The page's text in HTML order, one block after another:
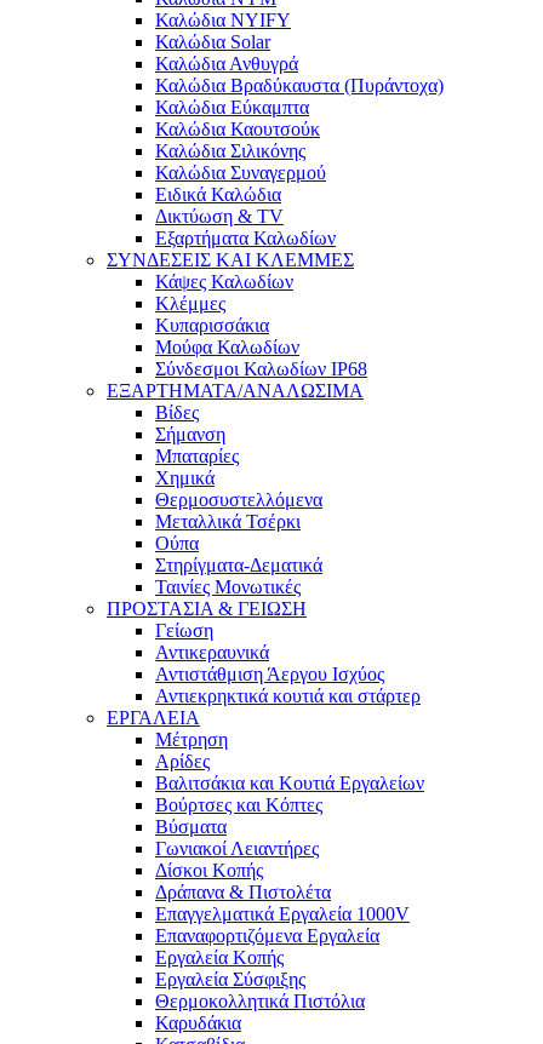
Καλώδια NYIFY
Καλώδια Solar
Καλώδια Ανθυγρά
Καλώδια Βραδύκαυστα (Πυράντοχα)
Καλώδια Εύκαμπτα
Καλώδια Καουτσούκ
Καλώδια Σιλικόνης
Καλώδια Συναγερμού
Ειδικά Καλώδια
Δικτύωση & TV
Εξαρτήματα Καλωδίων
ΣΥΝΔΕΣΕΙΣ ΚΑΙ ΚΛΕΜΜΕΣ
Κάψες Καλωδίων
Κλέμμες
Κυπαρισσάκια
Μούφα Καλωδίων
Σύνδεσμοι Καλωδίων IP68
ΕΞΑΡΤΗΜΑΤΑ/ΑΝΑΛΩΣΙΜΑ
Βίδες
Σήμανση
Μπαταρίες
Χημικά
Θερμοσυστελλόμενα
Μεταλλικά Τσέρκι
Ούπα
Στηρίγματα-Δεματικά
Ταινίες Μονωτικές
ΠΡΟΣΤΑΣΙΑ & ΓΕΙΩΣΗ
Γείωση
Αντικεραυνικά
Αντιστάθμιση Άεργου Ισχύος
Αντιεκρηκτικά κουτιά και στάρτερ
ΕΡΓΑΛΕΙΑ
Μέτρηση
Αρίδες
Βαλιτσάκια και Κουτιά Εργαλείων
Βούρτσες και Κόπτες
Βύσματα
Γωνιακοί Λειαντήρες
Δίσκοι Κοπής
Δράπανα & Πιστολέτα
Επαγγελματικά Εργαλεία 1000V
Επαναφορτιζόμενα Εργαλεία
Εργαλεία Κοπής
Εργαλεία Σύσφιξης
Θερμοκολλητικά Πιστόλια
Καρυδάκια